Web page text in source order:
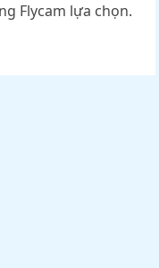
Flycam lựa chọn.